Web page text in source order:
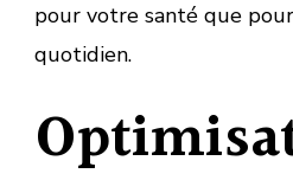
pour votre santé que
quotidien.